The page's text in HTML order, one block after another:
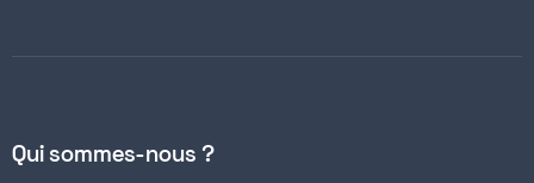
Qui sommes-nous ?